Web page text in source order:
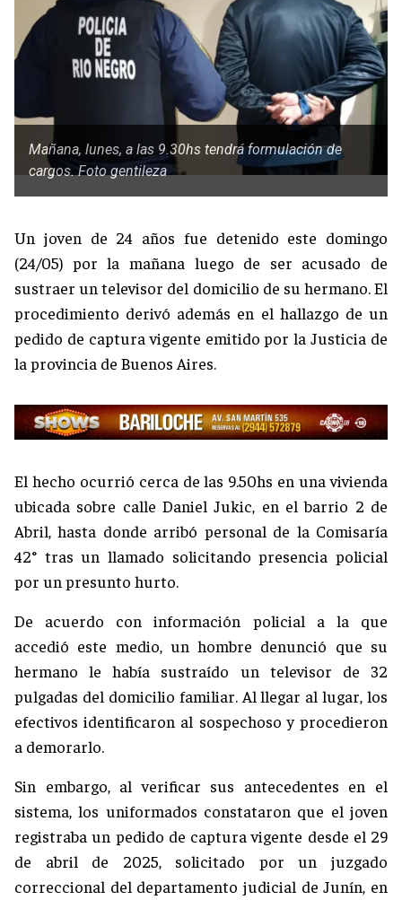
Mañana, lunes, a las 9.30hs tendrá formulación de
cargos. Foto gentileza
Un joven de 24 años fue detenido este domingo
(24/05) por la mañana luego de ser acusado de
sustraer un televisor del domicilio de su hermano. El
procedimiento derivó además en el hallazgo de un
pedido de captura vigente emitido por la Justicia de
la provincia de Buenos Aires.
El hecho ocurrió cerca de las 9.50hs en una vivienda
ubicada sobre calle Daniel Jukic, en el barrio 2 de
Abril, hasta donde arribó personal de la Comisaría
42° tras un llamado solicitando presencia policial
por un presunto hurto.
De acuerdo con información policial a la que
accedió este medio, un hombre denunció que su
hermano le había sustraído un televisor de 32
pulgadas del domicilio familiar. Al llegar al lugar, los
efectivos identificaron al sospechoso y procedieron
a demorarlo.
Sin embargo, al verificar sus antecedentes en el
sistema, los uniformados constataron que el joven
registraba un pedido de captura vigente desde el 29
de abril de 2025, solicitado por un juzgado
correccional del departamento judicial de Junín, en